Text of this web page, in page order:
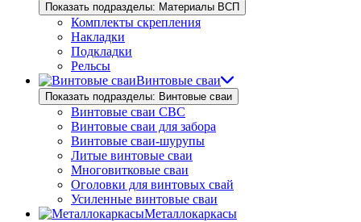
Показать подразделы: Материалы ВСП
Комплекты скрепления
Накладки
Подкладки
Рельсы
Винтовые сваи
Показать подразделы: Винтовые сваи
Винтовые сваи СВС
Винтовые сваи для забора
Винтовые сваи-шурупы
Литые винтовые сваи
Многовитковые сваи
Оголовки для винтовых свай
Усиленные винтовые сваи
Металлокаркасы